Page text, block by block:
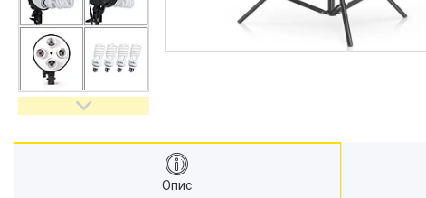
відеосвітло
Підсвічування, накамерне
світло
Штативи для фотоапаратів і
відеокамер
Стедіками, стабілізатори
Моноподи
Лінзи-об'єктиви дляОпис